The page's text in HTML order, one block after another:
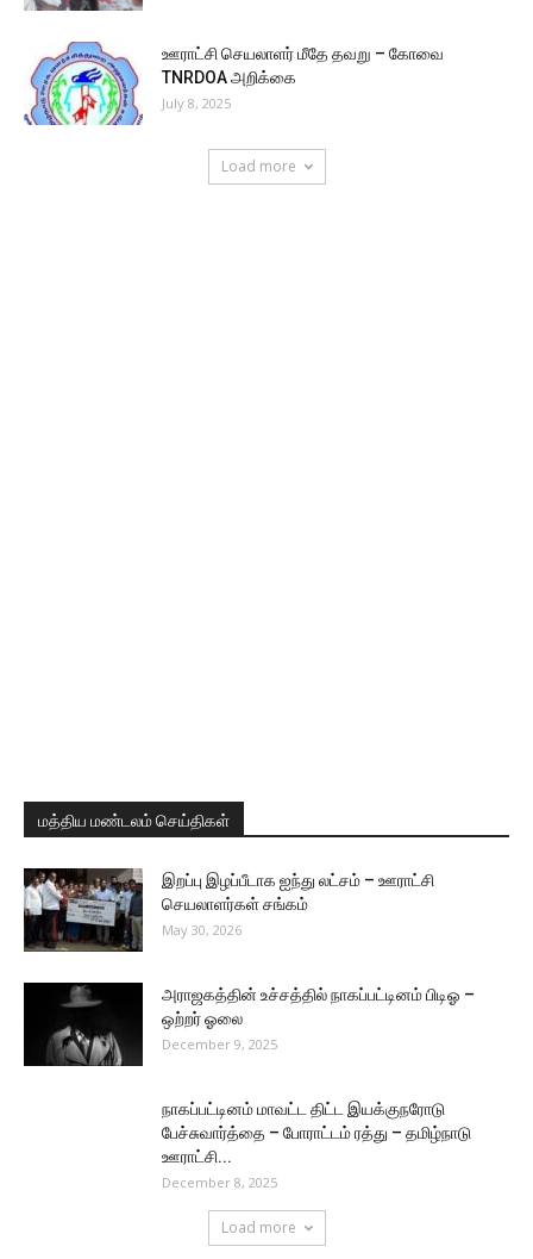
ஊராட்சி செயலாளர் மீதே தவறு – கோவை
TNRDOA அறிக்கை
July 8, 2025
Load more
மத்திய மண்டலம் செய்திகள்
இறப்பு இழப்பீடாக ஐந்து லட்சம் – ஊராட்சி
செயலாளர்கள் சங்கம்
May 30, 2026
அராஜகத்தின் உச்சத்தில் நாகப்பட்டினம் பிடிஓ –
ஒற்றர் ஓலை
December 9, 2025
நாகப்பட்டினம் மாவட்ட திட்ட இயக்குநரோடு
பேச்சுவார்த்தை – போராட்டம் ரத்து – தமிழ்நாடு
ஊராட்சி...
December 8, 2025
Load more